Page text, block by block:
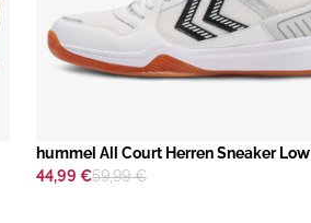
hummel All Court Herren Sneaker Low
44,99 €59,99 €